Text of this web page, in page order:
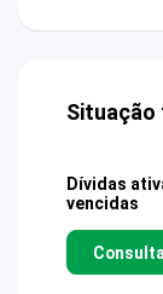
Situação
Dívidas
vencidas